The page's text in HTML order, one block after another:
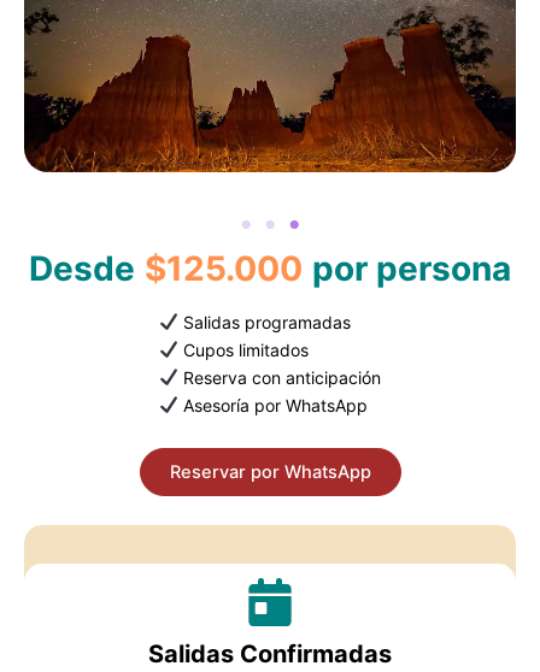
Desde $125.000 por persona
Salidas programadas
Cupos limitados
Reserva con anticipación
Asesoría por WhatsApp
Reservar por WhatsApp
Salidas Confirmadas